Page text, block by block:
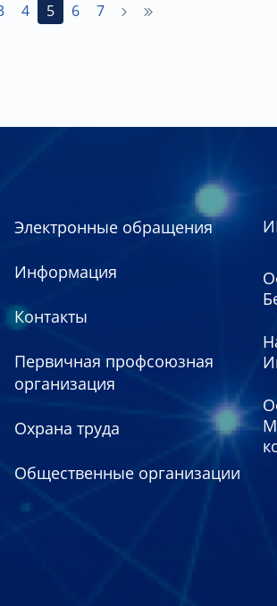
4 5 6 7
Электронные обращения
Информация
Контакты
Первичная профсоюзная
организация
Охрана труда
Общественные организации